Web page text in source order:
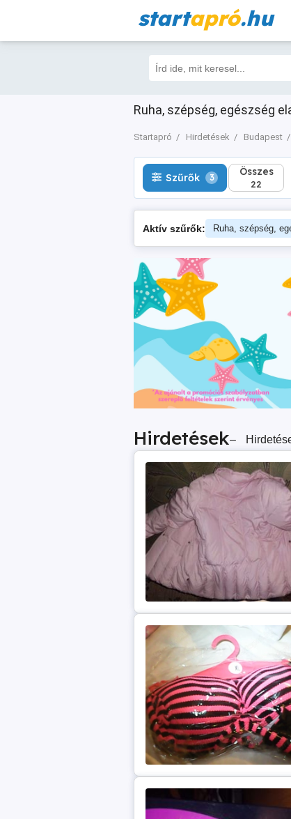
startapró.hu
Ruha, szépség, egészség
Startapró Hirdetések Budapest
Szűrők 3 Összes
22
Szűrők 3 Összes
22
Aktív szűrők: Ruha, szépség,
Hirdetések–